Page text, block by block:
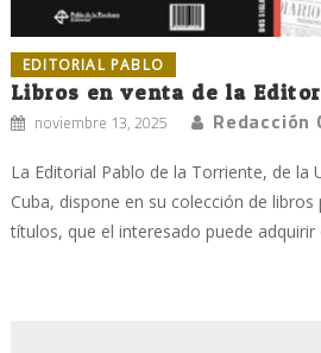
EDITORIAL PABLO
Libros en venta de la
noviembre 13, 2025 Redacción
La Editorial Pablo de la Torriente, de la
Cuba, dispone en su colección de libros
títulos, que el interesado puede adquirir